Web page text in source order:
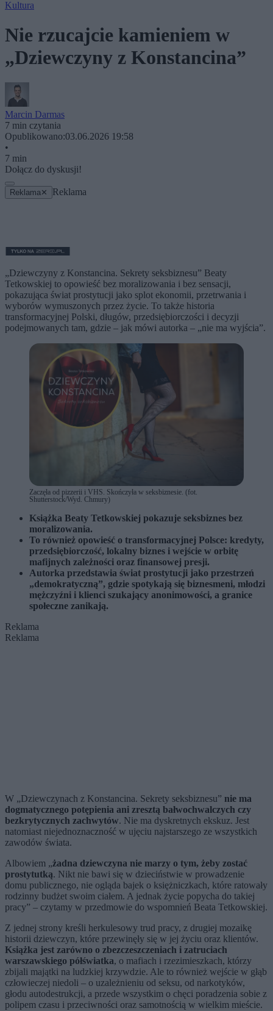
Kultura
Nie rzucajcie kamieniem w
„Dziewczyny z Konstancina”
Marcin Darmas
7 min czytania
Opublikowano:03.06.2026 19:58
•
7 min
Dołącz do dyskusji!
Reklama ✕ Reklama
„Dziewczyny z Konstancina. Sekrety seksbiznesu” Beaty
Tetkowskiej to opowieść bez moralizowania i bez sensacji,
pokazująca świat prostytucji jako splot ekonomii, przetrwania i
wyborów wymuszonych przez życie. To także historia
transformacyjnej Polski, długów, przedsiębiorczości i decyzji
podejmowanych tam, gdzie – jak mówi autorka – „nie ma wyjścia”.
Zaczęła od pizzerii i VHS. Skończyła w seksbiznesie. (fot.
Shutterstock/Wyd. Chmury)
Książka Beaty Tetkowskiej pokazuje seksbiznes bez
moralizowania.
To również opowieść o transformacyjnej Polsce: kredyty,
przedsiębiorczość, lokalny biznes i wejście w orbitę
mafijnych zależności oraz finansowej presji.
Autorka przedstawia świat prostytucji jako przestrzeń
„demokratyczną”, gdzie spotykają się biznesmeni, młodzi
mężczyźni i klienci szukający anonimowości, a granice
społeczne zanikają.
Reklama
Reklama
W „Dziewczynach z Konstancina. Sekrety seksbiznesu” nie ma
dogmatycznego potępienia ani zresztą bałwochwalczych czy
bezkrytycznych zachwytów. Nie ma dyskretnych ekskuz. Jest
natomiast niejednoznaczność w ujęciu najstarszego ze wszystkich
zawodów świata.
Albowiem „żadna dziewczyna nie marzy o tym, żeby zostać
prostytutką. Nikt nie bawi się w dzieciństwie w prowadzenie
domu publicznego, nie ogląda bajek o księżniczkach, które ratowały
rodzinny budżet swoim ciałem. A jednak życie popycha do takiej
pracy” – czytamy w przedmowie do wspomnień Beata Tetkowskiej.
Z jednej strony kreśli herkulesowy trud pracy, z drugiej mozaikę
historii dziewczyn, które przewinęły się w jej życiu oraz klientów.
Książka jest zarówno o zbezczeszczeniach i zatruciach
warszawskiego półświatka, o mafiach i rzezimieszkach, którzy
zbijali majątki na ludzkiej krzywdzie. Ale to również wejście w głąb
człowieczej niedoli – o uzależnieniu od seksu, od narkotyków,
głodu autodestrukcji, a przede wszystkim o chęci poradzenia sobie z
polipem czasu i przeciwności oraz samotnością w wielkim mieście.